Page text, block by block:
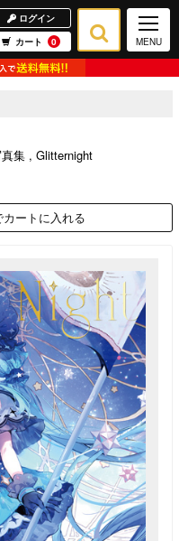
ログイン
カート
0 MENU
集
Glitternight
ートに入れる